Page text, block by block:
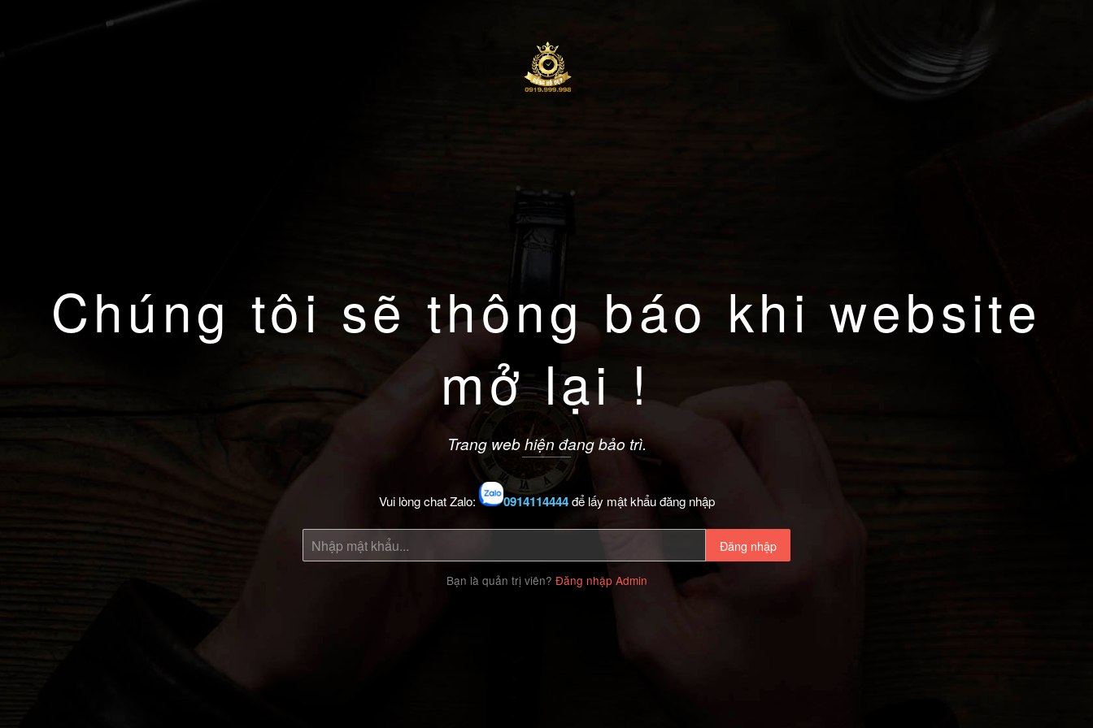
Chúng tôi sẽ thông báo khi website
mở lại !
Trang web hiện đang bảo trì.
Vui lòng chat Zalo: 0914114444để lấy mật khẩu đăng nhập
Đăng nhập
Bạn là quản trị viên? Đăng nhập Admin